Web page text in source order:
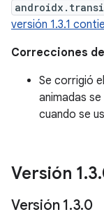
versión 1.3.1
Correcciones
Se corrigió
animadas
cuando se
Versión 1.3.
Versión 1.3.0